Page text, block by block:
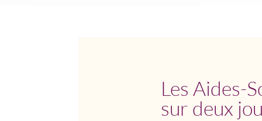
Les Aides-
sur deux